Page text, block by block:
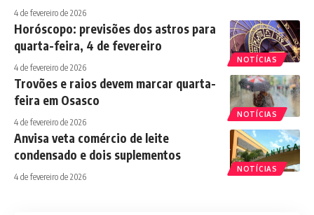
4 de fevereiro de 2026
NOTÍCIAS
Horóscopo: previsões dos astros para
quarta-feira, 4 de fevereiro
4 de fevereiro de 2026
NOTÍCIAS
Trovões e raios devem marcar quarta-
feira em Osasco
4 de fevereiro de 2026
NOTÍCIAS
Anvisa veta comércio de leite
condensado e dois suplementos
4 de fevereiro de 2026